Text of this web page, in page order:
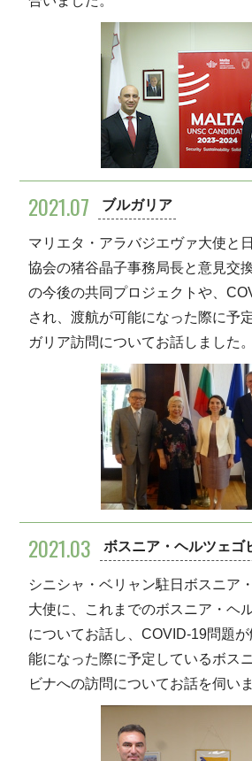
2021.07 ブルガリア
マリエタ・アラバジエヴァ大使と
協会の猪谷晶子事務局長と意見交
の今後の共同プロジェクトや、
され、渡航が可能になった際に予
ガリア訪問についてお話しました。
2021.03 ボスニア・ヘルツェゴ
シニシャ・ベリャン駐日ボスニア
大使に、これまでのボスニア・ヘ
についてお話し、COVID-19問題
能になった際に予定しているボス
ビナへの訪問についてお話を伺い